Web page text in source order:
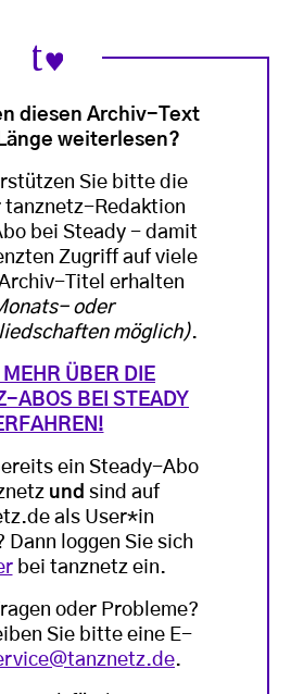
diesen Archiv-Text
weiterlesen?
Sie bitte die
tanznetz-Redaktion
bei Steady - damit
Zugriff auf viele
Titel erhalten
oder
möglich).
ÜBER DIE
ABOS BEI STEADY
ein Steady-Abo
und sind auf
als User*in
loggen Sie sich
bei tanznetz ein.
oder Probleme?
Sie bitte eine E-
.